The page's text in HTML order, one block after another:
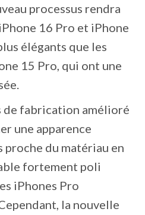
processus rendra
16 Pro‌ et ‌iPhone
élégants que les
15 Pro, qui ont une
de fabrication amélioré
une apparence
du matériau en
fortement poli
iPhones Pro
la nouvelle